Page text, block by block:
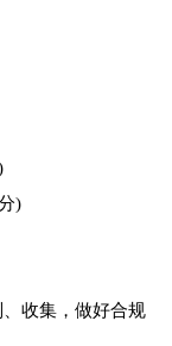
)
收集，做好合规